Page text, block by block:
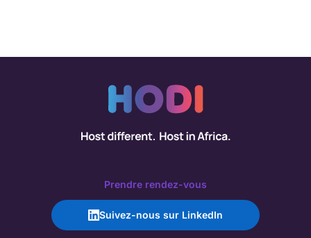
Prendre rendez-vous
Suivez-nous sur LinkedIn